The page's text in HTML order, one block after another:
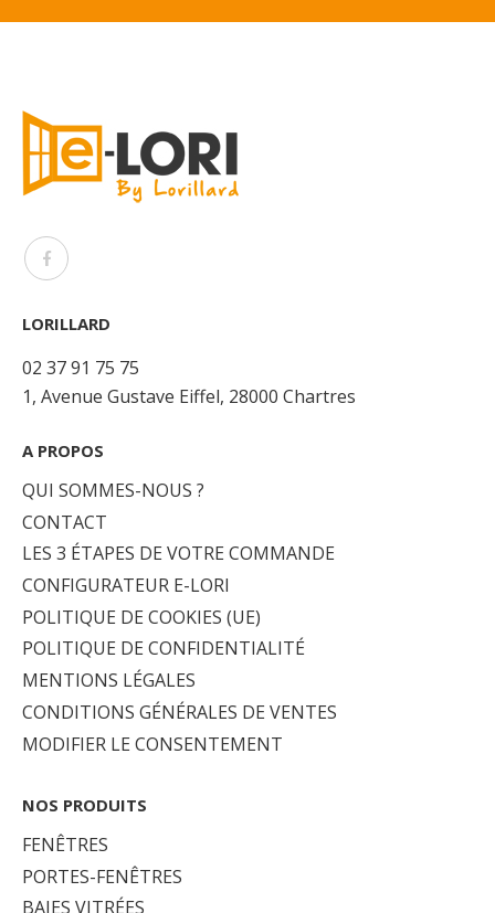
LORILLARD
02 37 91 75 75
1, Avenue Gustave Eiffel, 28000 Chartres
A PROPOS
QUI SOMMES-NOUS ?
CONTACT
LES 3 ÉTAPES DE VOTRE COMMANDE
CONFIGURATEUR E-LORI
POLITIQUE DE COOKIES (UE)
POLITIQUE DE CONFIDENTIALITÉ
MENTIONS LÉGALES
CONDITIONS GÉNÉRALES DE VENTES
MODIFIER LE CONSENTEMENT
NOS PRODUITS
FENÊTRES
PORTES-FENÊTRES
BAIES VITRÉES